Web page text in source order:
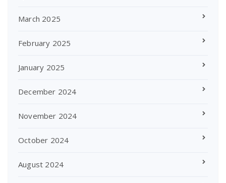
March 2025
February 2025
January 2025
December 2024
November 2024
October 2024
August 2024